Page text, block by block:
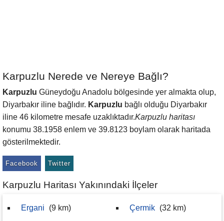
Karpuzlu Nerede ve Nereye Bağlı?
Karpuzlu Güneydoğu Anadolu bölgesinde yer almakta olup,
Diyarbakır iline bağlıdır. Karpuzlu bağlı olduğu Diyarbakır
iline 46 kilometre mesafe uzaklıktadır.Karpuzlu haritası
konumu 38.1958 enlem ve 39.8123 boylam olarak haritada
gösterilmektedir.
Facebook Twitter
Karpuzlu Haritası Yakınındaki İlçeler
Ergani (9 km) Çermik (32 km)